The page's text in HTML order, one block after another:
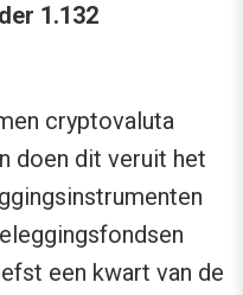
1.132
cryptovaluta
doen dit veruit het
een kwart van de